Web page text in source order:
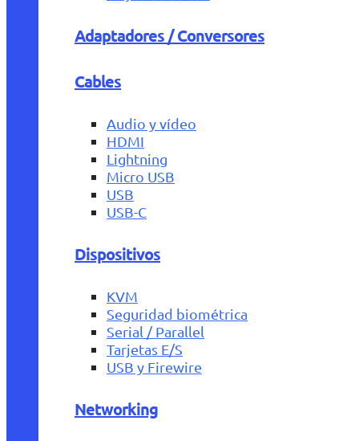
Adaptadores / Conversores
Cables
Audio y vídeo
HDMI
Lightning
Micro USB
USB
USB-C
Dispositivos
KVM
Seguridad biométrica
Serial / Parallel
Tarjetas E/S
USB y Firewire
Networking